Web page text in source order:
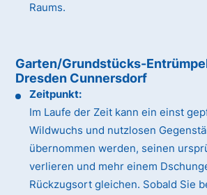
Raums.
Garten/Grundstücks-
Dresden Cunnersdorf
Zeitpunkt:
Im Laufe der Zeit kann ein einst
Wildwuchs und nutzlosen
übernommen werden, seinen
verlieren und mehr einem
Rückzugsort gleichen. Sobald Sie